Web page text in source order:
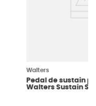
Walters
Pedal de sustain
Walters Sustain SV